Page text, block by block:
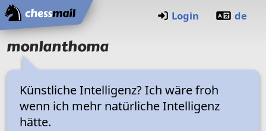
Home
Login de
monlanthoma
Künstliche Intelligenz? Ich wäre froh
wenn ich mehr natürliche Intelligenz
hätte.